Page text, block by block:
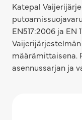
Katepal
EN517:2006 ja EN
määrämittaisena.
asennussarjan ja